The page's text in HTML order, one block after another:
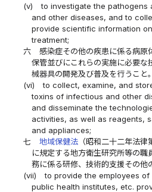
(v)
to investigate the
and other diseases, and to
provide scientific information
treatment;
六
感染症その他の疾患に係る病原
保管並びにこれらの実施に必要な
械器具の開発及び普及を行うこと。
(vi)
to collect, examine, and
toxins of infectious and other
and disseminate the
activities, as well as reagents,
and appliances;
七
地域保健法（昭和二十二年法律
に規定する地方衛生研究所等の
務に係る研修、技術的支援その他
(vii)
to provide the employees
public health institutes, etc.